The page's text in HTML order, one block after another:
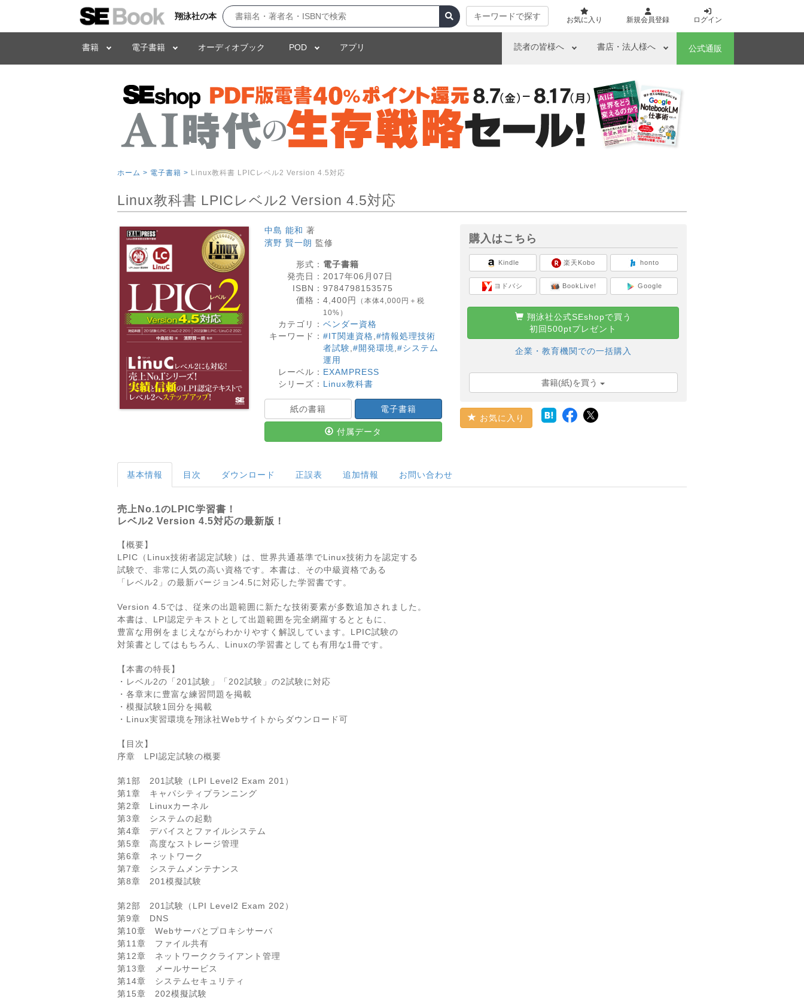
翔泳社の本 キーワードで探す お気に入り 新規会員登録 ログイン
書籍 電子書籍 オーディオブック POD アプリ 読者の皆様へ 書店・法人様へ 公式通販
ホーム > 電子書籍 > Linux教科書 LPICレベル2 Version 4.5対応
Linux教科書 LPICレベル2 Version 4.5対応
中島 能和 著
濱野 賢一朗 監修
形式： 電子書籍
発売日： 2017年06月07日
ISBN： 9784798153575
価格： 4,400円
（本体4,000円＋税
10%）
カテゴリ： ベンダー資格
キーワード： #IT関連資格 #情報処理技術
者試験 #開発環境 #システム
運用
レーベル： EXAMPRESS
シリーズ： Linux教科書
紙の書籍 電子書籍
付属データ
購入はこちら
Kindle
ヨドバシ
楽天Kobo
BookLive!
honto
Google
翔泳社公式SEshopで買う
初回500ptプレゼント
企業・教育機関での一括購入
書籍(紙)を買う
お気に入り
基本情報 目次 ダウンロード 正誤表 追加情報 お問い合わせ
売上No.1のLPIC学習書！
レベル2 Version 4.5対応の最新版！
【概要】
LPIC（Linux技術者認定試験）は、世界共通基準でLinux技術力を認定する
試験で、非常に人気の高い資格です。本書は、その中級資格である
「レベル2」の最新バージョン4.5に対応した学習書です。
Version 4.5では、従来の出題範囲に新たな技術要素が多数追加されました。
本書は、LPI認定テキストとして出題範囲を完全網羅するとともに、
豊富な用例をまじえながらわかりやすく解説しています。LPIC試験の
対策書としてはもちろん、Linuxの学習書としても有用な1冊です。
【本書の特長】
・レベル2の「201試験」「202試験」の2試験に対応
・各章末に豊富な練習問題を掲載
・模擬試験1回分を掲載
・Linux実習環境を翔泳社Webサイトからダウンロード可
【目次】
序章 LPI認定試験の概要
第1部 201試験（LPI Level2 Exam 201）
第1章 キャパシティプランニング
第2章 Linuxカーネル
第3章 システムの起動
第4章 デバイスとファイルシステム
第5章 高度なストレージ管理
第6章 ネットワーク
第7章 システムメンテナンス
第8章 201模擬試験
第2部 201試験（LPI Level2 Exam 202）
第9章 DNS
第10章 Webサーバとプロキシサーバ
第11章 ファイル共有
第12章 ネットワーククライアント管理
第13章 メールサービス
第14章 システムセキュリティ
第15章 202模擬試験